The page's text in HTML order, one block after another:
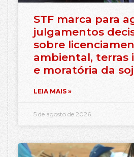
STF marca para
julgamentos
sobre
ambiental, terras
e moratória da
LEIA MAIS »
5 de agosto de 2026